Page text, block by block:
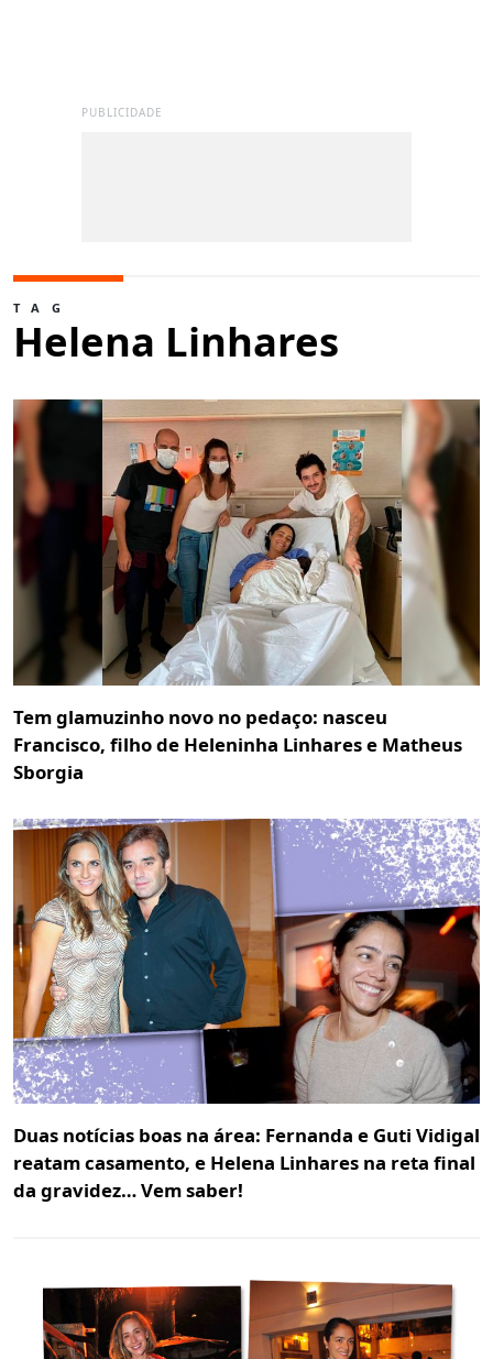
PUBLICIDADE
TAG
Helena Linhares
Tem glamuzinho novo no pedaço: nasceu
Francisco, filho de Heleninha Linhares e Matheus
Sborgia
Duas notícias boas na área: Fernanda e Guti Vidigal
reatam casamento, e Helena Linhares na reta final
da gravidez… Vem saber!